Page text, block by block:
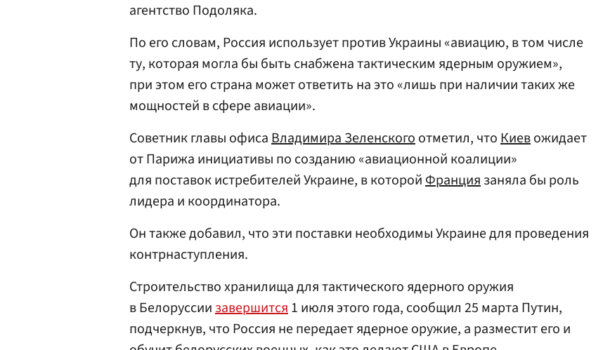
агентство Подоляка.
По его словам, Россия использует против Украины «авиацию, в том числе
ту, которая могла бы быть снабжена тактическим ядерным оружием»,
при этом его страна может ответить на это «лишь при наличии таких же
мощностей в сфере авиации».
Советник главы офисаВладимира Зеленскогоотметил, чтоКиевожидает
от Парижа инициативы по созданию «авиационной коалиции»
для поставок истребителей Украине, в которойФранциязаняла бы роль
лидера и координатора.
Он также добавил, что эти поставки необходимы Украине для проведения
контрнаступления.
Строительство хранилища для тактического ядерного оружия
в Белоруссиизавершится1 июля этого года, сообщил 25 марта Путин,
подчеркнув, что Россия не передает ядерное оружие, а разместит его и